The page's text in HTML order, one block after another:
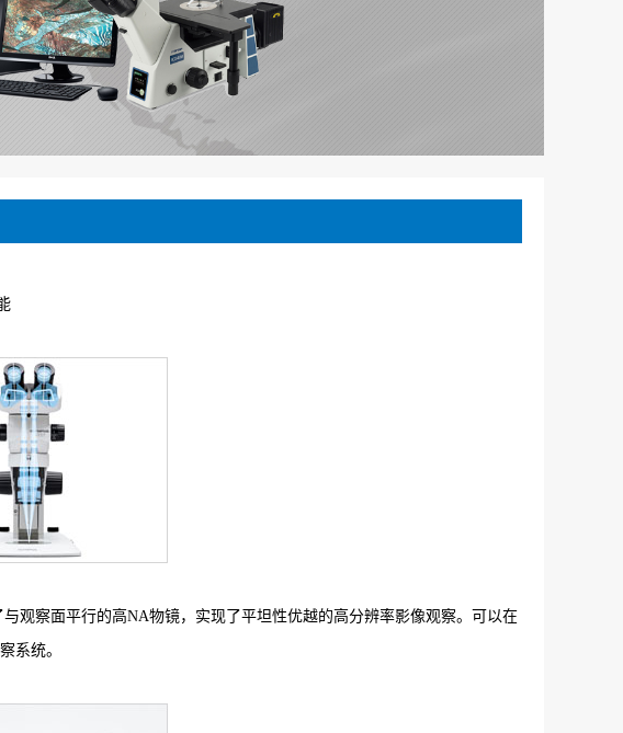
观察面平行的高NA物镜，实现了平坦性优越的高分辨率影像观察。可以在
系统。